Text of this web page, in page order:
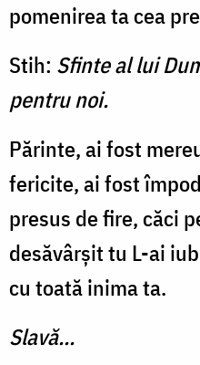
pomenirea ta cea
Stih: Sfinte al lui
pentru noi.
Părinte, ai fost
fericite, ai fost
presus de fire, căci
desăvârșit tu L-ai
cu toată inima ta.
Slavă...